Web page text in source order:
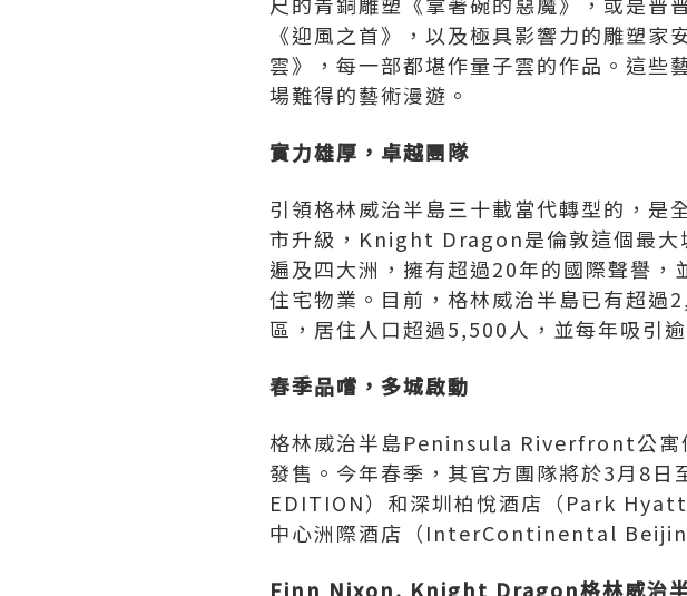
《迎風之首》，以及極具影響力的雕塑
雲》，每一部都堪作量子雲的作品。這些
場難得的藝術漫遊。
實力雄厚，卓越團隊
引領格林威治半島三十載當代轉型的，
市升級，Knight Dragon是倫敦這個最大
遍及四大洲，擁有超過20年的國際聲譽
住宅物業。目前，格林威治半島已有超過
區，居住人口超過5,500人，並每年吸引逾
春季品嚐，多城啟動
格林威治半島Peninsula Riverfront公寓
發售。今年春季，其官方團隊將於3月8
EDITION）和深圳柏悅酒店（Park
中心洲際酒店（InterContinental
Finn Nixon, Knight Dragon格林威治